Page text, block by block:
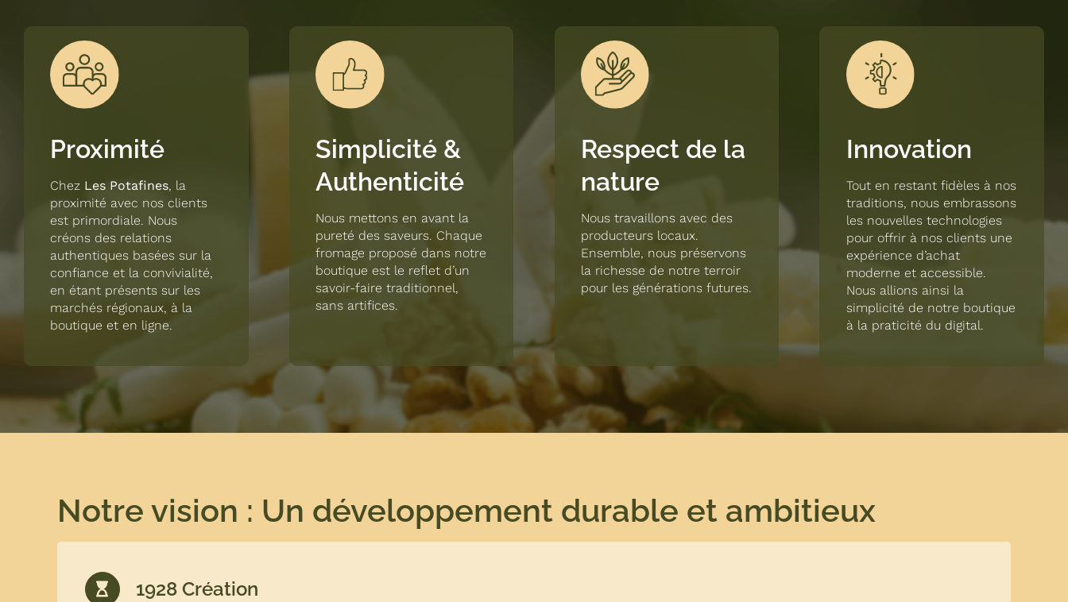
Proximité
Chez Les Potafines, la
proximité avec nos clients
est primordiale. Nous
créons des relations
authentiques basées sur la
confiance et la convivialité,
en étant présents sur les
marchés régionaux, à la
boutique et en ligne.
Simplicité &
Authenticité
Nous mettons en avant la
pureté des saveurs. Chaque
fromage proposé dans notre
boutique est le reflet d’un
savoir-faire traditionnel,
sans artifices.
Respect de la
nature
Nous travaillons avec des
producteurs locaux.
Ensemble, nous préservons
la richesse de notre terroir
pour les générations futures.
Innovation
Tout en restant fidèles à nos
traditions, nous embrassons
les nouvelles technologies
pour offrir à nos clients une
expérience d’achat
moderne et accessible.
Nous allions ainsi la
simplicité de notre boutique
à la praticité du digital.
Notre vision : Un développement durable et ambitieux
1928 Création